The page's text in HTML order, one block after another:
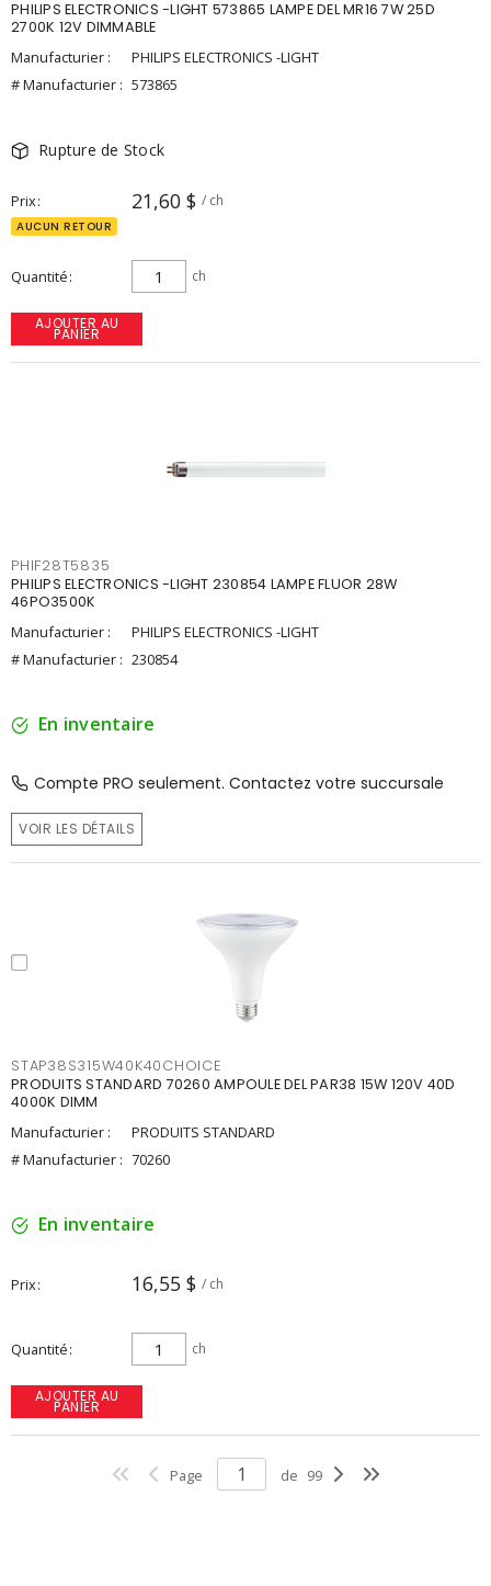
PHILIPS ELECTRONICS -LIGHT 573865 LAMPE DEL MR16 7W 25D
2700K 12V DIMMABLE
Manufacturier :
PHILIPS ELECTRONICS -LIGHT
# Manufacturier : 573865
Rupture de Stock
Prix 21,60 $ / ch
AUCUN RETOUR
Quantité ch
AJOUTER AU
PANIER
PHIF28T5835
PHILIPS ELECTRONICS -LIGHT 230854 LAMPE FLUOR 28W
46PO3500K
Manufacturier :
PHILIPS ELECTRONICS -LIGHT
# Manufacturier : 230854
En inventaire
Compte PRO seulement. Contactez votre succursale
VOIR LES DÉTAILS
STAP38S315W40K40CHOICE
PRODUITS STANDARD 70260 AMPOULE DEL PAR38 15W 120V 40D
4000K DIMM
Manufacturier :
PRODUITS STANDARD
# Manufacturier : 70260
En inventaire
Prix 16,55 $ / ch
Quantité ch
AJOUTER AU
PANIER
Page de 99